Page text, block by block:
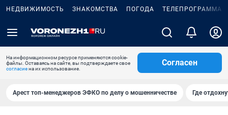
НЕДВИЖИМОСТЬ ЗНАКОМСТВА ПОГОДА ТЕЛЕПРОГРАММА
На информационном ресурсе применяются cookie-
файлы. Оставаясь на сайте, вы подтверждаете свое
согласиена их использование.
Согласен
Арест топ-менеджеров ЭФКО по делу о мошенничестве Где